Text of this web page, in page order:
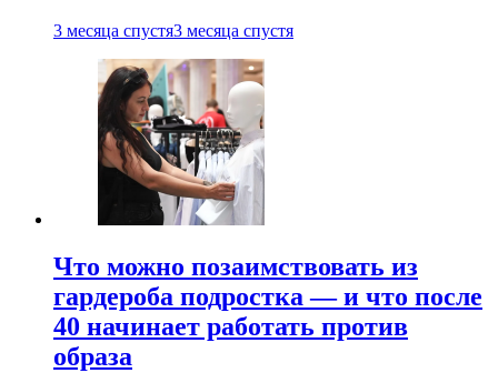
3 месяца спустя3 месяца спустя
Что можно позаимствовать из
гардероба подростка — и что после
40 начинает работать против
образа